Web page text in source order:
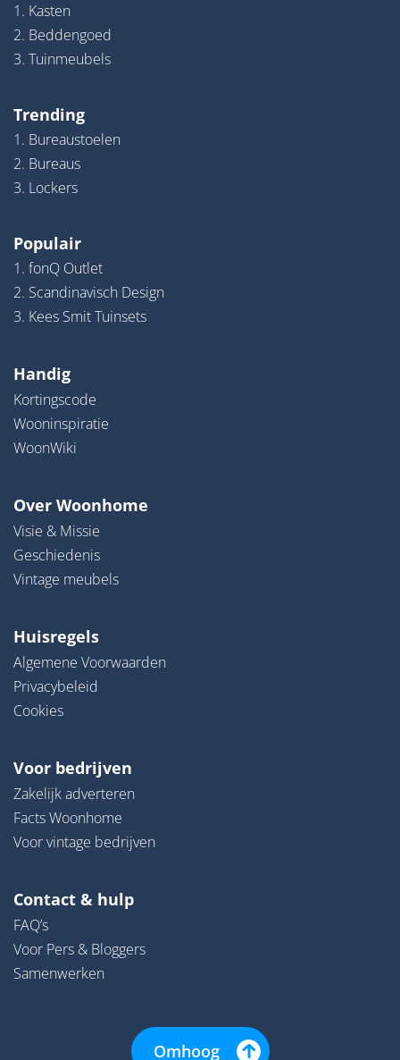
1. Kasten
2. Beddengoed
3. Tuinmeubels
Trending
1. Bureaustoelen
2. Bureaus
3. Lockers
Populair
1. fonQ Outlet
2. Scandinavisch Design
3. Kees Smit Tuinsets
Handig
Kortingscode
Wooninspiratie
WoonWiki
Over Woonhome
Visie & Missie
Geschiedenis
Vintage meubels
Huisregels
Algemene Voorwaarden
Privacybeleid
Cookies
Voor bedrijven
Zakelijk adverteren
Facts Woonhome
Voor vintage bedrijven
Contact & hulp
FAQ’s
Voor Pers & Bloggers
Samenwerken
Omhoog